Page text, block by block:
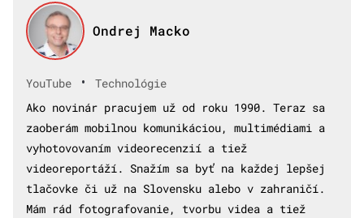
Ondrej Macko
YouTube •
Technológie
Ako novinár pracujem už od roku 1990. Teraz sa
zaoberám mobilnou komunikáciou, multimédiami a
vyhotovovaním videorecenzií a tiež
videoreportáží. Snažím sa byť na každej lepšej
tlačovke či už na Slovensku alebo v zahraničí.
Mám rád fotografovanie, tvorbu videa a tiež